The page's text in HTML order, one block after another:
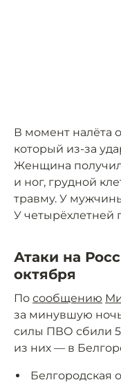
В момент налёта
который из-за
Женщина
и ног, грудной
травму. У
У четырёхлетней
Атаки на
октября
По сообщению
за минувшую
силы ПВО сбили
из них — в
Белгородская